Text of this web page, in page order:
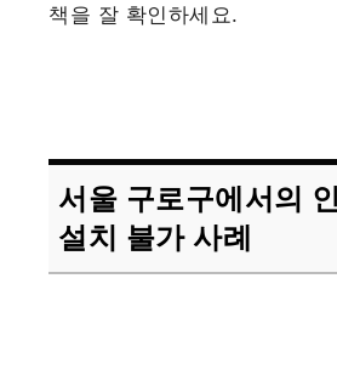
책을 잘 확인하세요.
서울 구로구에서의
설치 불가 사례